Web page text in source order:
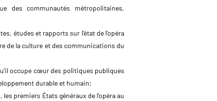
des communautés métropolitaines,
études et rapports sur l’état de l’opéra
de la culture et des communications du
occupe cœur des politiques publiques
durable et humain;
premiers États généraux de l’opéra au